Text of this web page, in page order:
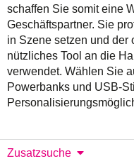
schaffen Sie somit eine
Geschäftspartner. Sie
in Szene setzen und der
nützliches Tool an die
verwendet. Wählen Sie
Powerbanks und USB-
Zusatzsuche